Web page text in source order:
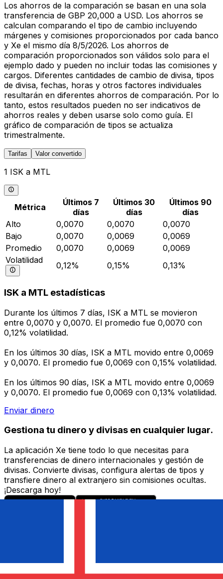
Los ahorros de la comparación se basan en una sola
transferencia de GBP 20,000 a USD. Los ahorros se
calculan comparando el tipo de cambio incluyendo
márgenes y comisiones proporcionados por cada banco
y Xe el mismo día 8/5/2026. Los ahorros de
comparación proporcionados son válidos solo para el
ejemplo dado y pueden no incluir todas las comisiones y
cargos. Diferentes cantidades de cambio de divisa, tipos
de divisa, fechas, horas y otros factores individuales
resultarán en diferentes ahorros de comparación. Por lo
tanto, estos resultados pueden no ser indicativos de
ahorros reales y deben usarse solo como guía. El
gráfico de comparación de tipos se actualiza
trimestralmente.
Tarifas Valor convertido
1 ISK a MTL
Métrica
Últimos 7
días
Últimos 30
días
Últimos 90
días
Alto
0,0070 0,0070
0,0070
Bajo
0,0070 0,0069
0,0069
Promedio
0,0070 0,0069
0,0069
Volatilidad
0,12% 0,15% 0,13%
ISK a MTL estadísticas
Durante los últimos 7 días, ISK a MTL se movieron
entre 0,0070 y 0,0070. El promedio fue 0,0070 con
0,12% volatilidad.
En los últimos 30 días, ISK a MTL movido entre 0,0069
y 0,0070. El promedio fue 0,0069 con 0,15% volatilidad.
En los últimos 90 días, ISK a MTL movido entre 0,0069
y 0,0070. El promedio fue 0,0069 con 0,13% volatilidad.
Enviar dinero
Gestiona tu dinero y divisas en cualquier lugar.
La aplicación Xe tiene todo lo que necesitas para
transferencias de dinero internacionales y gestión de
divisas. Convierte divisas, configura alertas de tipos y
transfiere dinero al extranjero sin comisiones ocultas.
¡Descarga hoy!